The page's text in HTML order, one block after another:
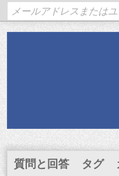
質問と回答 タグ